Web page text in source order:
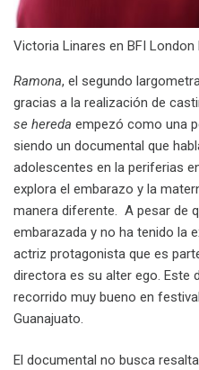
Victoria Linares en BFI London
Ramona, el segundo
gracias a la realización de
se hereda empezó como una
siendo un documental que
adolescentes en la periferias
explora el embarazo y la
manera diferente. A pesar de
embarazada y no ha tenido la
actriz protagonista que es
directora es su alter ego. Este
recorrido muy bueno en
Guanajuato.
El documental no busca